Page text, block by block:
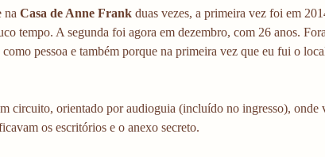
na Casa de Anne Frank duas vezes, a primeira vez foi em
tempo. A segunda foi agora em dezembro, com 26 anos.
como pessoa e também porque na primeira vez que eu fui o
circuito, orientado por audioguia (incluído no ingresso), onde
os escritórios e o anexo secreto.